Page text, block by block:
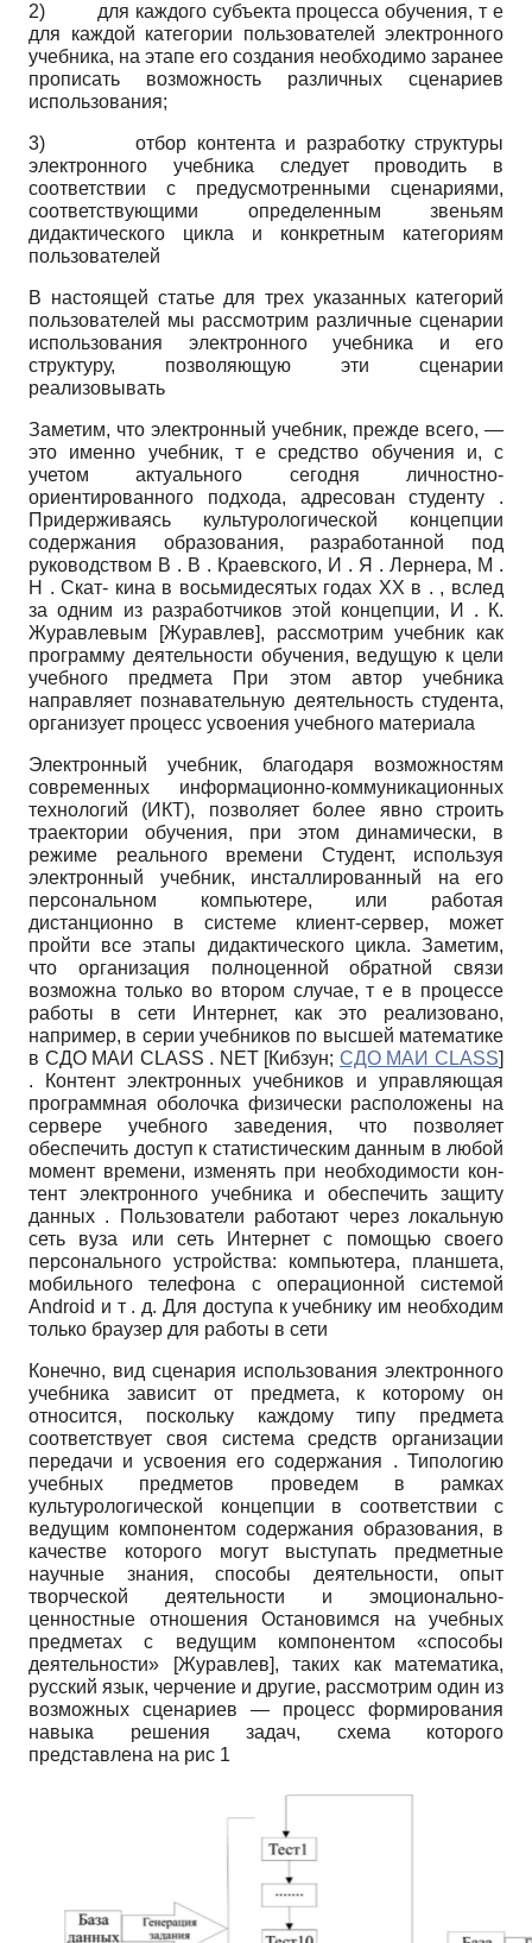
2)
для каждого субъекта процесса обучения, т е
для каждой категории пользователей электронного
учебника, на этапе его создания необходимо заранее
прописать возможность различных сценариев
использования;
3)
отбор контента и разработку структуры
электронного учебника следует проводить в
соответствии с предусмотренными сценариями,
соответствующими определенным звеньям
дидактического цикла и конкретным категориям
пользователей
В настоящей статье для трех указанных категорий
пользователей мы рассмотрим различные сценарии
использования электронного учебника и его
структуру, позволяющую эти сценарии
реализовывать
Заметим, что электронный учебник, прежде всего, —
это именно учебник, т е средство обучения и, с
учетом актуального сегодня личностно-
ориентированного подхода, адресован студенту .
Придерживаясь культурологической концепции
содержания образования, разработанной под
руководством В . В . Краевского, И . Я . Лернера, М .
Н . Скат- кина в восьмидесятых годах XX в . , вслед
за одним из разработчиков этой концепции, И . К.
Журавлевым
[Журавлев], рассмотрим учебник как
программу деятельности обучения, ведущую к цели
учебного предмета При этом автор учебника
направляет познавательную деятельность студента,
организует процесс усвоения учебного материала
Электронный учебник, благодаря возможностям
современных информационно-коммуникационных
технологий (ИКТ), позволяет более явно строить
траектории обучения, при этом динамически, в
режиме реального времени Студент, используя
электронный учебник, инсталлированный на его
персональном компьютере, или работая
дистанционно в системе клиент-сервер, может
пройти все этапы дидактического цикла. Заметим,
что организация полноценной обратной связи
возможна только во втором случае, т е в процессе
работы в сети Интернет, как это реализовано,
например, в серии учебников по высшей математике
в СДО МАИ CLASS . NET [Кибзун; СДО МАИ CLASS]
. Контент электронных учебников и управляющая
программная оболочка физически расположены на
сервере учебного заведения, что позволяет
обеспечить доступ к статистическим данным в любой
момент времени, изменять при необходимости кон­
тент электронного учебника и обеспечить защиту
данных . Пользователи работают через локальную
сеть вуза или сеть Интернет с помощью своего
персонального устройства: компьютера, планшета,
мобильного телефона с операционной системой
Android и т . д. Для доступа к учебнику им необходим
только браузер для работы в сети
Конечно, вид сценария использования электронного
учебника зависит от предмета, к которому он
относится, поскольку каждому типу предмета
соответствует своя система средств организации
передачи и усвоения его содержания . Типологию
учебных предметов проведем в рамках
культурологической концепции в соответствии с
ведущим компонентом содержания образования, в
качестве которого могут выступать предметные
научные знания, способы деятельности, опыт
творческой деятельности и эмоционально-
ценностные отношения Остановимся на учебных
предметах с ведущим компонентом «способы
деятельности»
[Журавлев], таких как математика,
русский язык, черчение и другие, рассмотрим один из
возможных сценариев — процесс формирования
навыка решения задач, схема которого
представлена на рис 1